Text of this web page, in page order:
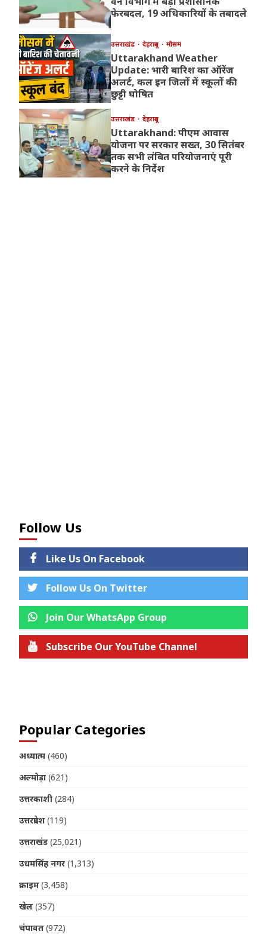
फेरबदल, 19 अधिकारियों के तबादले
उत्तराखंड देहरादून मौसम
Uttarakhand Weather
Update: भारी बारिश का ऑरेंज
अलर्ट, कल इन जिलों में स्कूलों की
छुट्टी घोषित
उत्तराखंड देहरादून
Uttarakhand: पीएम आवास
योजना पर सरकार सख्त, 30 सितंबर
तक सभी लंबित परियोजनाएं पूरी
करने के निर्देश
Follow Us
Like Us On Facebook
Follow Us On Twitter
Join Our WhatsApp Group
Subscribe Our YouTube Channel
Popular Categories
अध्यात्म (460)
अल्मोड़ा (621)
उत्तरकाशी (284)
उत्तरप्रदेश (119)
उत्तराखंड (25,021)
उधमसिंह नगर (1,313)
क्राइम (3,458)
खेल (357)
चंपावत (972)